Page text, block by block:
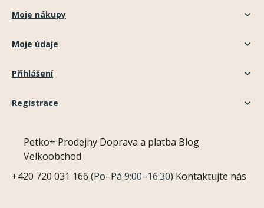
Moje nákupy
Moje údaje
Přihlášení
Registrace
Petko+ Prodejny Doprava a platba Blog
Velkoobchod
+420 720 031 166 (Po–Pá 9:00–16:30) Kontaktujte nás